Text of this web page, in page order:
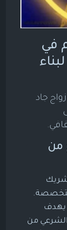
في
جاد
من
شريك
يهدف
الشرعي من